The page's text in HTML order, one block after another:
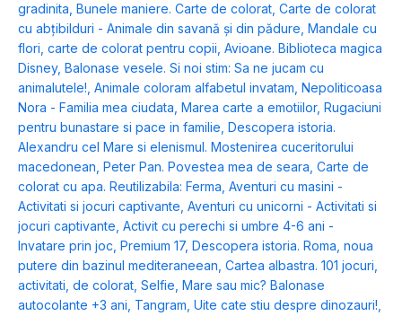
gradinita, Bunele maniere. Carte de colorat, Carte de colorat
cu abțibilduri - Animale din savană și din pădure, Mandale cu
flori, carte de colorat pentru copii, Avioane. Biblioteca magica
Disney, Balonase vesele. Si noi stim: Sa ne jucam cu
animalutele!, Animale coloram alfabetul invatam, Nepoliticoasa
Nora - Familia mea ciudata, Marea carte a emotiilor, Rugaciuni
pentru bunastare si pace in familie, Descopera istoria.
Alexandru cel Mare si elenismul. Mostenirea cuceritorului
macedonean, Peter Pan. Povestea mea de seara, Carte de
colorat cu apa. Reutilizabila: Ferma, Aventuri cu masini -
Activitati si jocuri captivante, Aventuri cu unicorni - Activitati si
jocuri captivante, Activit cu perechi si umbre 4-6 ani -
Invatare prin joc, Premium 17, Descopera istoria. Roma, noua
putere din bazinul mediteraneean, Cartea albastra. 101 jocuri,
activitati, de colorat, Selfie, Mare sau mic? Balonase
autocolante +3 ani, Tangram, Uite cate stiu despre dinozauri!,